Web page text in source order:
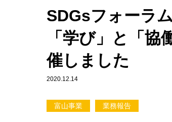
SDGsフォーラ
「学び」と「
催しました
2020.12.14
富山事業 業務報告